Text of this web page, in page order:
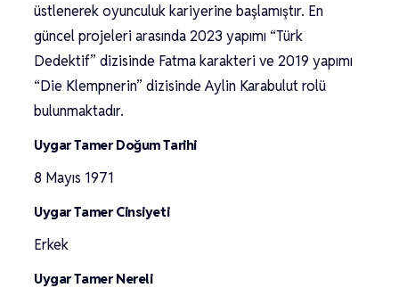
üstlenerek oyunculuk kariyerine başlamıştır. En
güncel projeleri arasında 2023 yapımı “Türk
Dedektif” dizisinde Fatma karakteri ve 2019 yapımı
“Die Klempnerin” dizisinde Aylin Karabulut rolü
bulunmaktadır.
Uygar Tamer Doğum Tarihi
8 Mayıs 1971
Uygar Tamer Cinsiyeti
Erkek
Uygar Tamer Nereli